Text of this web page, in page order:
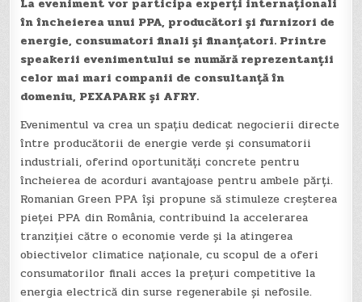
La eveniment vor participa experți internaționali
în încheierea unui PPA, producători și furnizori de
energie, consumatori finali și finanțatori. Printre
speakerii evenimentului se numără reprezentanții
celor mai mari companii de consultanță în
domeniu, PEXAPARK și AFRY.
Evenimentul va crea un spațiu dedicat negocierii directe
între producătorii de energie verde și consumatorii
industriali, oferind oportunități concrete pentru
încheierea de acorduri avantajoase pentru ambele părți.
Romanian Green PPA își propune să stimuleze creșterea
pieței PPA din România, contribuind la accelerarea
tranziției către o economie verde și la atingerea
obiectivelor climatice naționale, cu scopul de a oferi
consumatorilor finali acces la prețuri competitive la
energia electrică din surse regenerabile și nefosile.